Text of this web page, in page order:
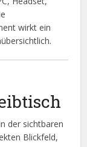
wirkt ein
der sichtbaren
Blickfeld,